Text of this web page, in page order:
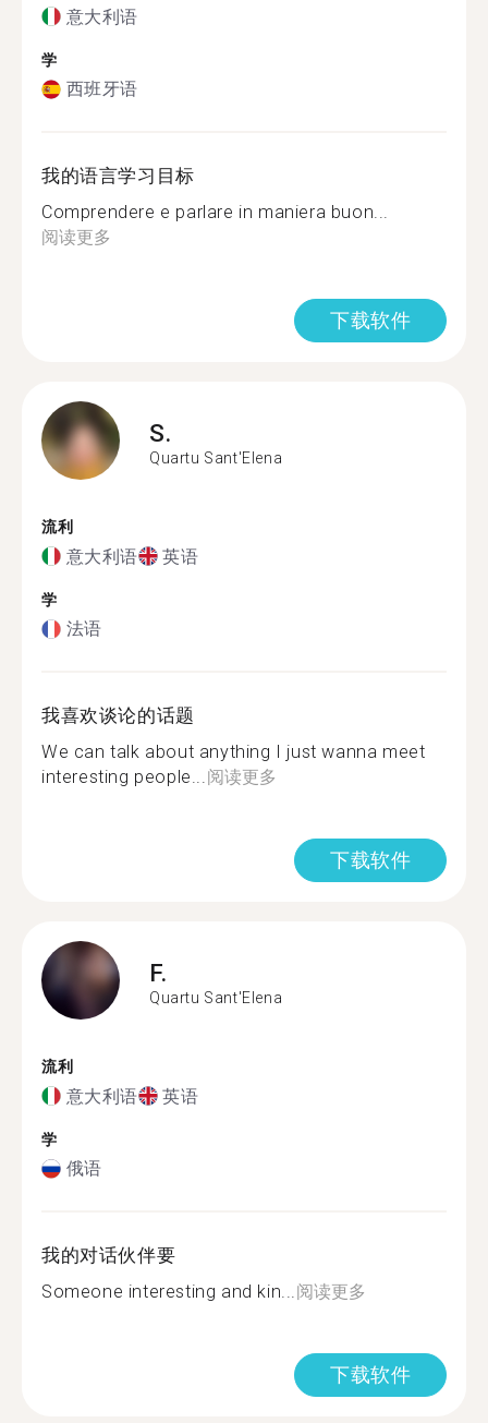
意大利语
学
西班牙语
我的语言学习目标
Comprendere e parlare in maniera buon...
阅读更多
下载软件
S.
Quartu Sant'Elena
流利
意大利语 英语
学
法语
我喜欢谈论的话题
We can talk about anything I just wanna meet
interesting people...阅读更多
下载软件
F.
Quartu Sant'Elena
流利
意大利语 英语
学
俄语
我的对话伙伴要
Someone interesting and kin...阅读更多
下载软件